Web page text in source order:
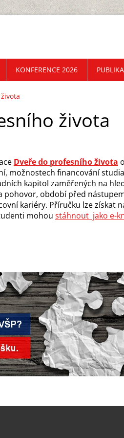
života
Dveře do profesního života
možnostech financování studia
kapitol zaměřených na
pohovor, období před
kariéry. Příručku lze získat
mohou stáhnout jako e-
KONFERENCE 2026